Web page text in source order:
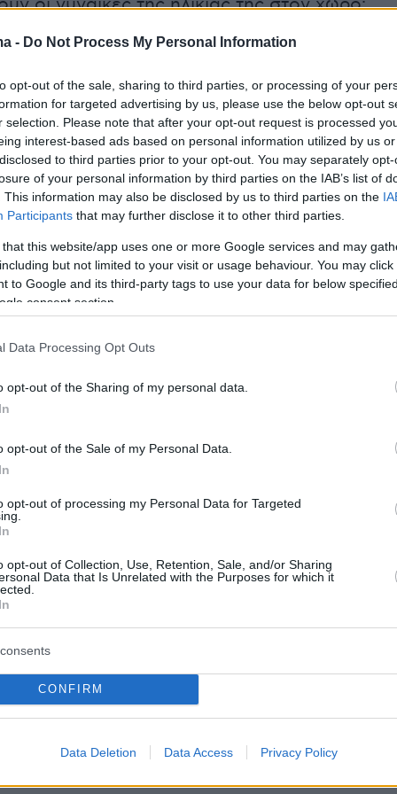
- Do Not Process My Personal Information
opt-out of the sale, sharing to third parties, or processing of your
for targeted advertising by us, please use the below opt-out
selection. Please note that after your opt-out request is processed
interest-based ads based on personal information utilized by us
to third parties prior to your opt-out. You may separately
of your personal information by third parties on the IAB’s list of
This information may also be disclosed by us to third parties on the
Participants that may further disclose it to other third parties.
that this website/app uses one or more Google services and may
but not limited to your visit or usage behaviour. You may
to Google and its third-party tags to use your data for below
consent section.
Data Processing Opt Outs
opt-out of the Sharing of my personal data.
opt-out of the Sale of my Personal Data.
opt-out of processing my Personal Data for Targeted
opt-out of Collection, Use, Retention, Sale, and/or Sharing
Data that Is Unrelated with the Purposes for which it
CONFIRM
Data Deletion Data Access Privacy Policy
οι γυναίκες της ηλικίας της στον χώρο:
αφορά τις γυναίκες. Είναι παράσημο να
να μεγαλώνεις και να γερνάς μέσα στη
Δεν μπορείς να είσαι 60 και να παίξεις την
Θέλω να πω στις κυρίες συναδέλφους
να δείξουν τις ρυτίδες τους, το
«Η ζωή είναι όμορφη από την αρχή μέχρι
μεγαλώνεις. Μου αρέσω έτσι όπως είμαι,
Σε όλες τις ηλικίες μου ένιωθα πάρα
κάνει με την εμφάνισή μου. Με διάφορα
Νέα Υόρκη και Ελβετία, για το οποίο
Ο σύζυγός μου δεν κάνει παράπονα, είναι
Έχουμε συμβιβαστεί με τον σύζυγό
το ξέραμε από την αρχή ότι θα
στον Δανίκα: Η εκλογή Κασσελάκη δεν θα
σε επαρχιακό κυνηγετικό σύλλογο
τον λαιμό του αντιπάλου του με